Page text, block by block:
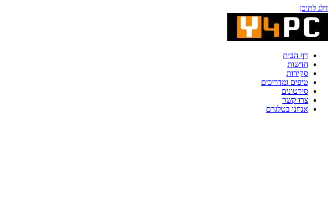
דלג לתוכן
דף הבית
חדשות
סקירות
טיפים ומדריכים
סירטונים
צרו קשר
אנחנו בטלגרם